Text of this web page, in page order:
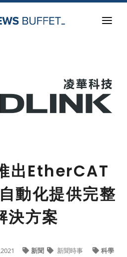
出EtherCAT
動化提供完整
決方案
新聞 新聞時事 科學